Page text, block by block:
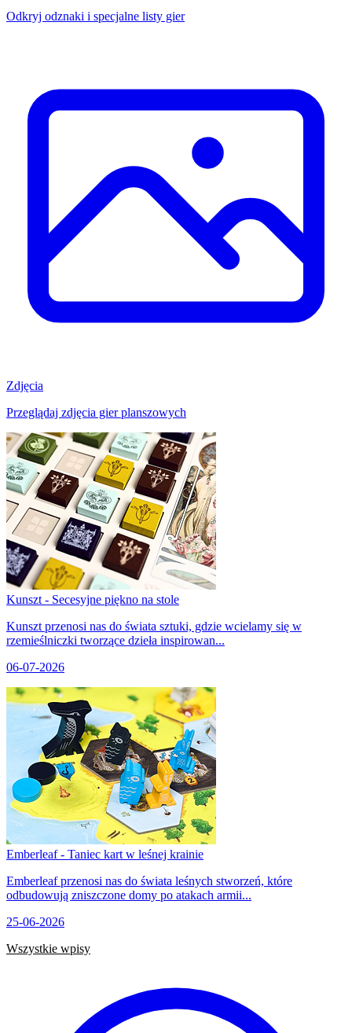
Odkryj odznaki i specjalne listy gier
Zdjęcia
Przeglądaj zdjęcia gier planszowych
Kunszt - Secesyjne piękno na stole
Kunszt przenosi nas do świata sztuki, gdzie wcielamy się w
rzemieślniczki tworzące dzieła inspirowan...
06-07-2026
Emberleaf - Taniec kart w leśnej krainie
Emberleaf przenosi nas do świata leśnych stworzeń, które
odbudowują zniszczone domy po atakach armii...
25-06-2026
Wszystkie wpisy